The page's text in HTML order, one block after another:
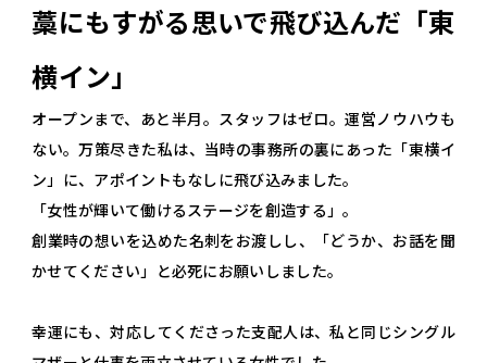
藁にもすがる思いで飛び込んだ「東
横イン」
オープンまで、あと半月。スタッフはゼロ。運営ノウハウも
ない。万策尽きた私は、当時の事務所の裏にあった「東横イ
ン」に、アポイントもなしに飛び込みました。
「女性が輝いて働けるステージを創造する」。
創業時の想いを込めた名刺をお渡しし、「どうか、お話を聞
かせてください」と必死にお願いしました。
幸運にも、対応してくださった支配人は、私と同じシングル